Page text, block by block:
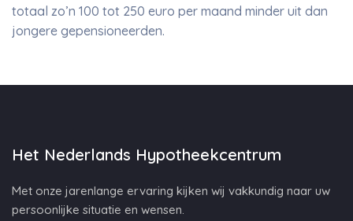
totaal zo’n 100 tot 250 euro per maand minder uit dan
jongere gepensioneerden.
Het Nederlands Hypotheekcentrum
Met onze jarenlange ervaring kijken wij vakkundig naar uw
persoonlijke situatie en wensen.